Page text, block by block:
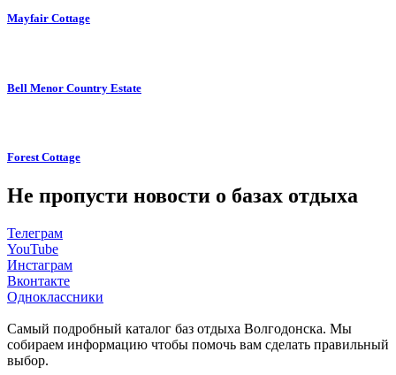
Mayfair Cottage
Bell Menor Country Estate
Forest Cottage
Не пропусти новости о базах отдыха
Телеграм
YouTube
Инстаграм
Вконтакте
Одноклассники
Cамый подробный каталог баз отдыха Волгодонска. Мы
собираем информацию чтобы помочь вам сделать правильный
выбор.